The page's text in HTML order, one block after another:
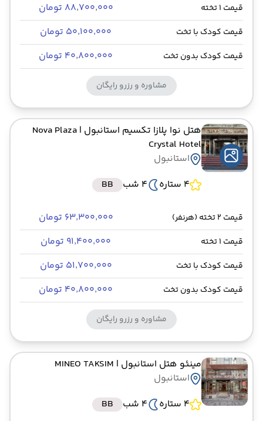
قیمت 1 تخته ۸۸٬۷۰۰٬۰۰۰ تومان
قیمت کودک با تخت ۵۰٬۱۰۰٬۰۰۰ تومان
قیمت کودک بدون تخت ۴۰٬۸۰۰٬۰۰۰ تومان
مشاوره و رزرو رایگان
هتل نوا پلازا تکسیم استانبول | Nova Plaza
Crystal Hotel
استانبول
4 ستاره
4 شب BB
قیمت 2 تخته (هرنفر) ۶۳٬۳۰۰٬۰۰۰ تومان
قیمت 1 تخته ۹۱٬۴۰۰٬۰۰۰ تومان
قیمت کودک با تخت ۵۱٬۷۰۰٬۰۰۰ تومان
قیمت کودک بدون تخت ۴۰٬۸۰۰٬۰۰۰ تومان
مشاوره و رزرو رایگان
مینئو هتل استانبول | MINEO TAKSIM
استانبول
4 ستاره
4 شب BB